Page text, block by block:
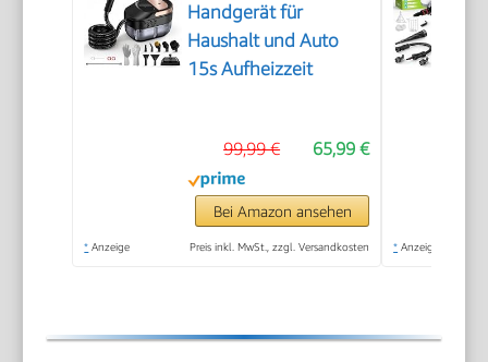
Handgerät für
Haushalt und Auto
15s Aufheizzeit
65,99 €
99,99 €
Bei Amazon ansehen
* Anzeige Preis inkl. MwSt., zzgl. Versandkosten * Anzeige